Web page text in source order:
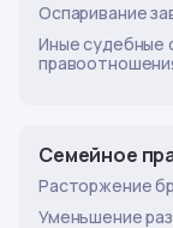
Оспаривание
Иные судебные
Семейное
Расторжение
Уменьшение